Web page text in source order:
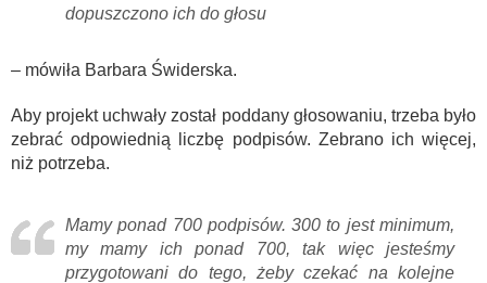
dopuszczono ich do głosu
– mówiła Barbara Świderska.
Aby projekt uchwały został poddany głosowaniu, trzeba było
zebrać odpowiednią liczbę podpisów. Zebrano ich więcej,
niż potrzeba.
Mamy ponad 700 podpisów. 300 to jest minimum,
my mamy ich ponad 700, tak więc jesteśmy
przygotowani do tego, żeby czekać na kolejne